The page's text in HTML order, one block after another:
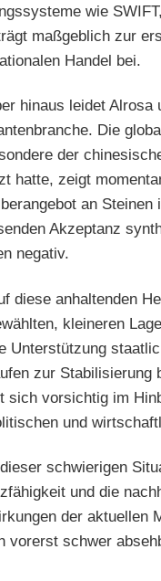
wie
maßgeblich zur
Handel bei.
hinaus leidet
Die
der
hatte, zeigt
an
Akzeptanz
negativ.
diese anhaltenden
kleineren
Unterstützung
zur Stabilisierung
sich vorsichtig im
und
schwierigen
und die
der aktuellen
vorerst schwer